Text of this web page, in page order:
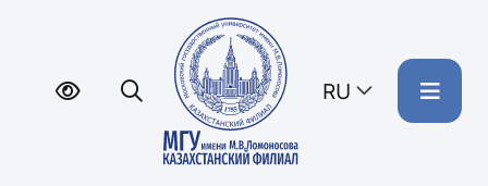
RU